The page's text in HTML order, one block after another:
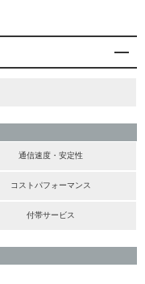
通信速度・安定性
コストパフォーマンス
付帯サービス